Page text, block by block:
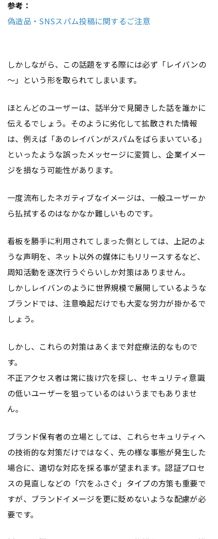
参考：
偽造品・SNSスパム投稿に関するご注意
しかしながら、この話題をする際には必ず「レイバンの
～」という形を取られてしまいます。
ほとんどのユーザーは、話半分で見聞きした話を誰かに
伝えるでしょう。そのように劣化して拡散された情報
は、例えば「あのレイバンがスパムをばらまいている」
といったような誤ったメッセージに変質し、企業イメー
ジを損なう可能性があります。
一度流布したネガティブなイメージは、一般ユーザーか
ら払拭するのはなかなか難しいものです。
看板を勝手に利用されてしまった側としては、上記のよ
うな声明を、ネット以外の媒体にもリリースするなど、
周知活動を逐次行うぐらいしか対策はありません。
しかしレイバンのように世界規模で展開しているような
ブランドでは、注意喚起だけでも大変な労力が掛かるで
しょう。
しかし、これらの対策はあくまで対症療法的なもので
す。
不正アクセス者は常に抜け穴を探し、セキュリティ意識
の低いユーザーを狙っているのはいうまでもありませ
ん。
ブランド保有者の立場としては、これらセキュリティへ
の技術的な対策だけではなく、先の様な事態が発生した
場合に、適切な対応を採る事が望まれます。認証プロセ
スの見直しなどの「穴をふさぐ」タイプの方策も重要で
すが、ブランドイメージを更に貶めないような配慮が必
要です。